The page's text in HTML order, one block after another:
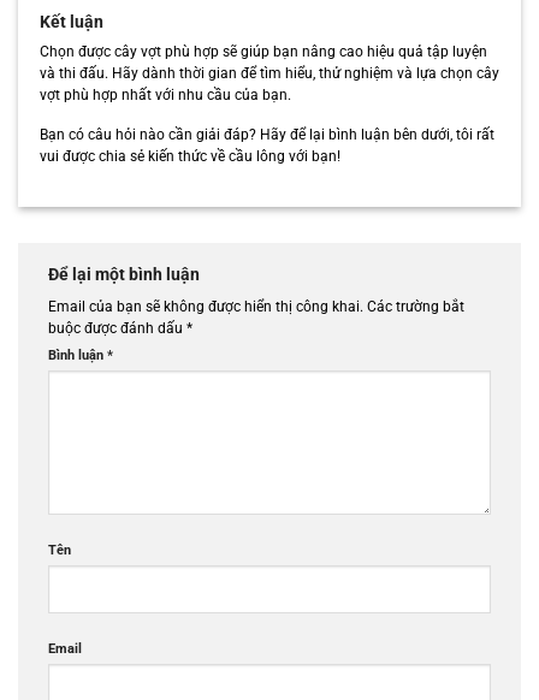
Kết luận
Chọn được cây vợt phù hợp sẽ giúp bạn nâng cao hiệu quả tập luyện
và thi đấu. Hãy dành thời gian để tìm hiểu, thử nghiệm và lựa chọn cây
vợt phù hợp nhất với nhu cầu của bạn.
Bạn có câu hỏi nào cần giải đáp? Hãy để lại bình luận bên dưới, tôi rất
vui được chia sẻ kiến thức về cầu lông với bạn!
Để lại một bình luận
Email của bạn sẽ không được hiển thị công khai. Các trường bắt
buộc được đánh dấu *
Bình luận *
Tên
Email